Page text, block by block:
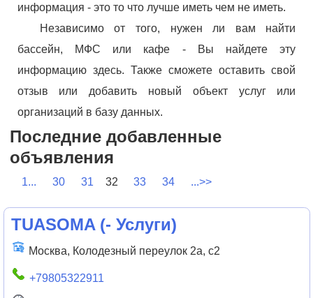
информация - это то что лучше иметь чем не иметь.
Независимо от того, нужен ли вам найти
бассейн, МФС или кафе - Вы найдете эту
информацию здесь. Также сможете оставить свой
отзыв или добавить новый объект услуг или
организаций в базу данных.
Последние добавленные
объявления
1... 30 31 32 33 34 ...>>
TUASOMA(- Услуги)
Москва, Колодезный переулок 2а, с2
+79805322911